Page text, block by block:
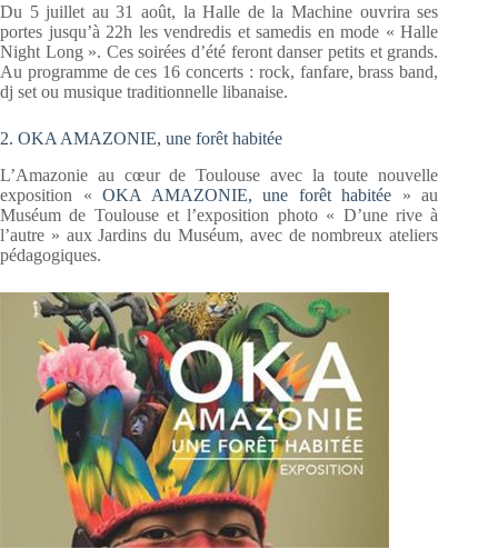
Du 5 juillet au 31 août, la Halle de la Machine ouvrira ses
portes jusqu’à 22h les vendredis et samedis en mode « Halle
Night Long ». Ces soirées d’été feront danser petits et grands.
Au programme de ces 16 concerts : rock, fanfare, brass band,
dj set ou musique traditionnelle libanaise.
2. OKA AMAZONIE, une forêt habitée
L’Amazonie au cœur de Toulouse avec la toute nouvelle
exposition «OKA AMAZONIE, une forêt habitée » au
Muséum de Toulouse et l’exposition photo « D’une rive à
l’autre » aux Jardins du Muséum, avec de nombreux ateliers
pédagogiques.